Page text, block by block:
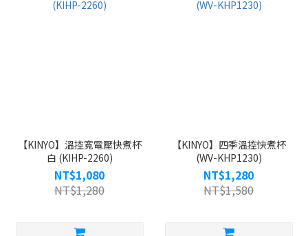
【KINYO】溫控寬電壓快煮杯
白 (KIHP-2260)
NT$1,080
NT$1,280
【KINYO】四季溫控快煮杯
(WV-KHP1230)
NT$1,280
NT$1,580